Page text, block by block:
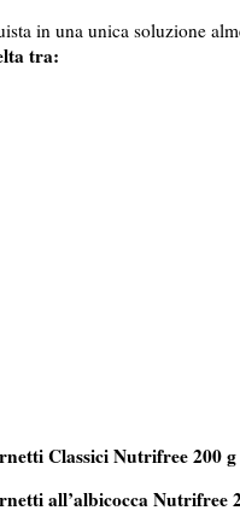
in una unica soluzione
tra:
Classici Nutrifree 200 g
all’albicocca Nutrifree